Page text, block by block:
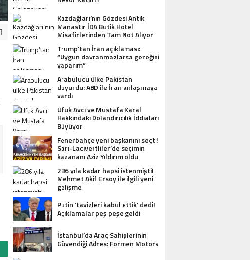
Kazdağları’nın Gözdesi Antik
Manastır İDA Butik Hotel
Misafirlerinden Tam Not Alıyor
Trump’tan İran açıklaması:
“Uygun davranmazlarsa gereğini
yaparım”
Arabulucu ülke Pakistan
duyurdu: ABD ile İran anlaşmaya
vardı
Ufuk Avcı ve Mustafa Karal
Hakkındaki Dolandırıcılık İddiaları
Büyüyor
Fenerbahçe yeni başkanını seçti!
Sarı-Lacivertliler’de seçimin
kazananı Aziz Yıldırım oldu
286 yıla kadar hapsi istenmişti!
Mehmet Akif Ersoy ile ilgili yeni
gelişme
Putin ‘tavizleri kabul ettik’ dedi!
Açıklamalar peş peşe geldi
İstanbul’da Araç Sahiplerinin
Güvendiği Adres: Formen Motors